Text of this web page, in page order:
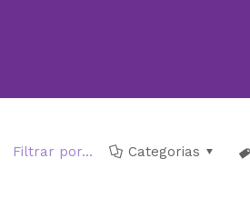
Filtrar por... Categorias